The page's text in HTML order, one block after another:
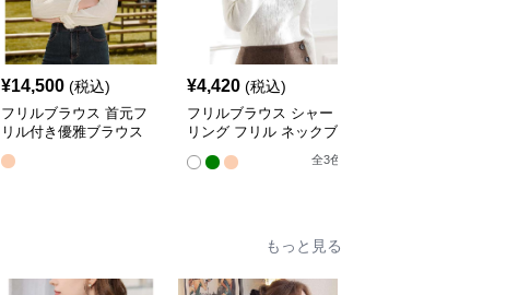
¥14,500 (税込)
フリルブラウス 首元フ
リル付き優雅ブラウス
¥4,420 (税込)
フリルブラウス シャー
リング フリル ネックブ
全3色
もっと見る